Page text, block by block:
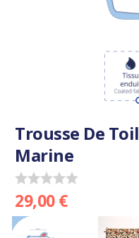
Trousse De
Marine
29,00 €